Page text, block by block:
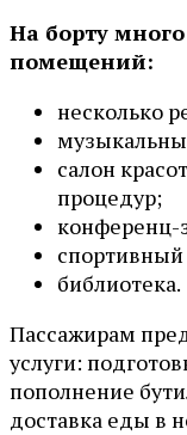
На борту
помещений:
несколько
салон
процедур;
конференц-
спортивный
библиотека.
Пассажирам
услуги:
пополнение
доставка еды в